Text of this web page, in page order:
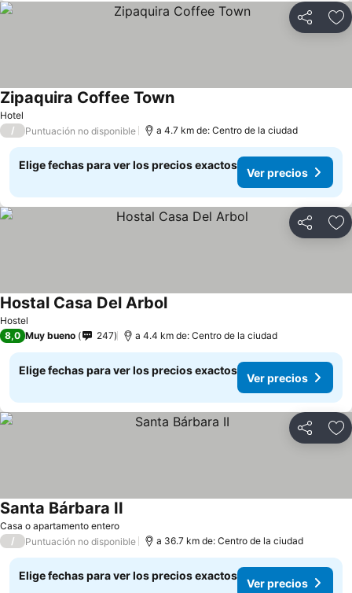
Compartir
Hotel
Zipaquira Coffee TownVer precios
/ Puntuación no disponible a 4.7 km de: Centro de la ciudad
Elige fechas para ver los precios exactos
Ver precios
Compartir
Hostel
Hostal Casa Del ArbolVer precios
8,0 Muy bueno 247 a 4.4 km de: Centro de la ciudad
Elige fechas para ver los precios exactos
Ver precios
Compartir
Casa o apartamento entero
Santa Bárbara II
/ Puntuación no disponible a 36.7 km de: Centro de la ciudad
Elige fechas para ver los precios exactos
Ver precios